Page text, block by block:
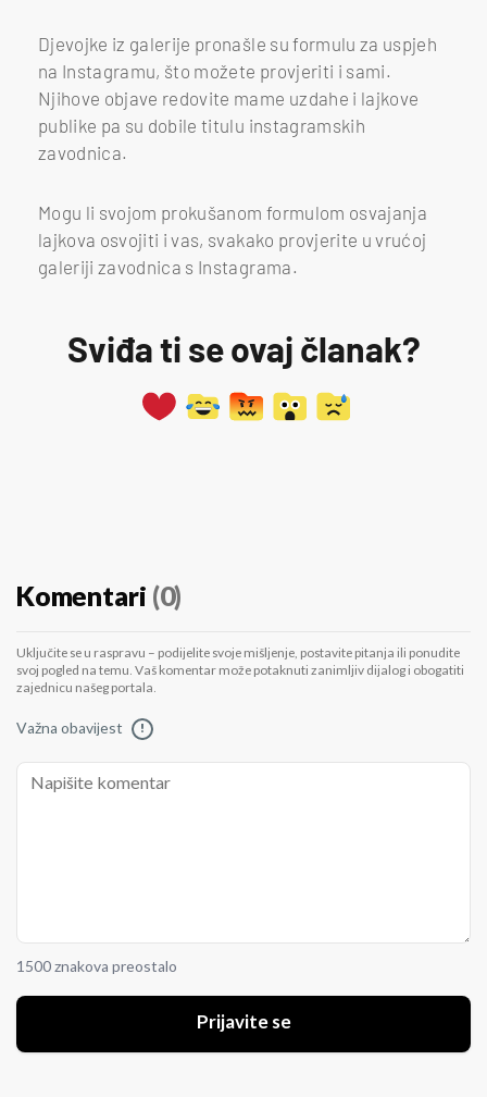
Djevojke iz galerije pronašle su formulu za uspjeh
na Instagramu, što možete provjeriti i sami.
Njihove objave redovite mame uzdahe i lajkove
publike pa su dobile titulu instagramskih
zavodnica.
Mogu li svojom prokušanom formulom osvajanja
lajkova osvojiti i vas, svakako provjerite u vrućoj
galeriji zavodnica s Instagrama.
Sviđa ti se ovaj članak?
Komentari (0)
Uključite se u raspravu – podijelite svoje mišljenje, postavite pitanja ili ponudite
svoj pogled na temu. Vaš komentar može potaknuti zanimljiv dijalog i obogatiti
zajednicu našeg portala.
Važna obavijest !
1500 znakova preostalo
Prijavite se